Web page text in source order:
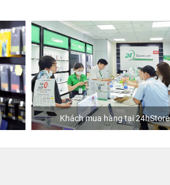
Khách mua hàng tại 24hStore